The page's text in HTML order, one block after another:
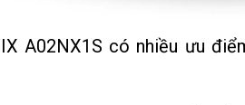
A02NX1S có nhiều ưu